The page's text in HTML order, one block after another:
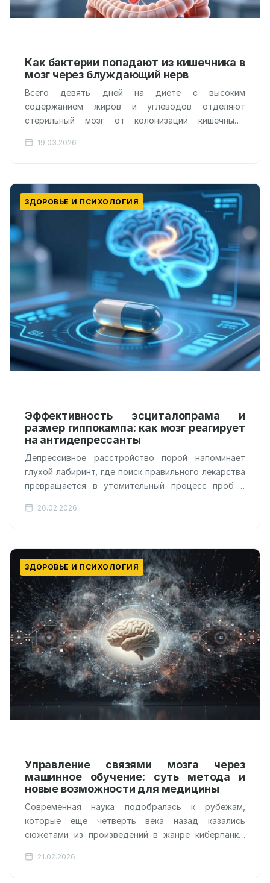
Как бактерии попадают из кишечника в
мозг через блуждающий нерв
Всего девять дней на диете с высоким
содержанием жиров и углеводов отделяют
стерильный мозг от колонизации кишечными
Национальном центре изучения приматов…
19.03.2026
ЗДОРОВЬЕ И ПСИХОЛОГИЯ
Эффективность эсциталопрама и
размер гиппокампа: как мозг реагирует
на антидепрессанты
Депрессивное расстройство порой напоминает
глухой лабиринт, где поиск правильного лекарства
превращается в утомительный процесс проб и
подбирают нужную…
26.02.2026
ЗДОРОВЬЕ И ПСИХОЛОГИЯ
Управление связями мозга через
машинное обучение: суть метода и
новые возможности для медицины
Современная наука подобралась к рубежам,
которые еще четверть века назад казались
сюжетами из произведений в жанре киберпанка.
глубокого обучения для ювелирного…
21.02.2026